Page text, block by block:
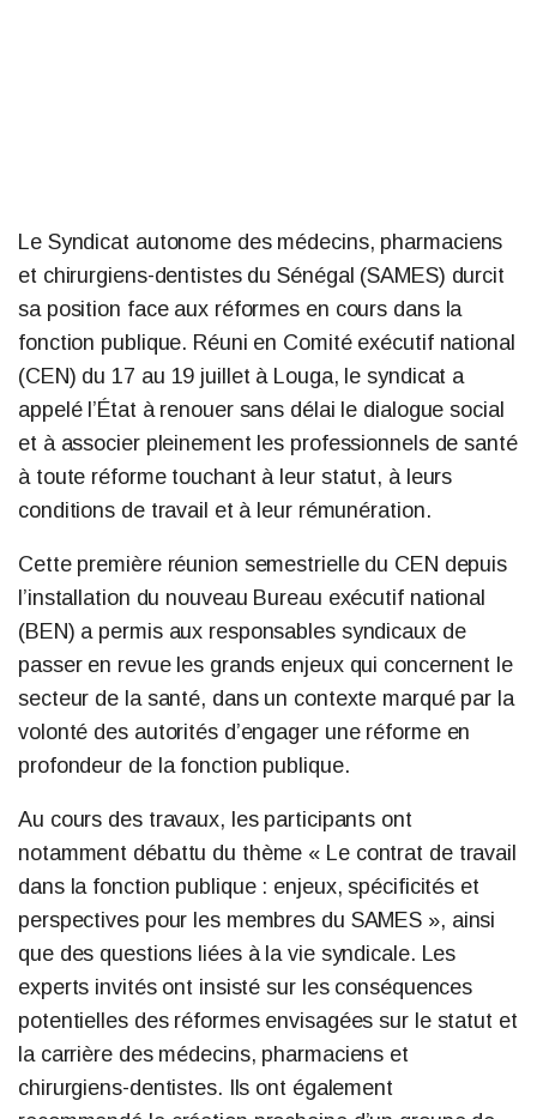
Le Syndicat autonome des médecins, pharmaciens
et chirurgiens-dentistes du Sénégal (SAMES) durcit
sa position face aux réformes en cours dans la
fonction publique. Réuni en Comité exécutif national
(CEN) du 17 au 19 juillet à Louga, le syndicat a
appelé l’État à renouer sans délai le dialogue social
et à associer pleinement les professionnels de santé
à toute réforme touchant à leur statut, à leurs
conditions de travail et à leur rémunération.
Cette première réunion semestrielle du CEN depuis
l’installation du nouveau Bureau exécutif national
(BEN) a permis aux responsables syndicaux de
passer en revue les grands enjeux qui concernent le
secteur de la santé, dans un contexte marqué par la
volonté des autorités d’engager une réforme en
profondeur de la fonction publique.
Au cours des travaux, les participants ont
notamment débattu du thème « Le contrat de travail
dans la fonction publique : enjeux, spécificités et
perspectives pour les membres du SAMES », ainsi
que des questions liées à la vie syndicale. Les
experts invités ont insisté sur les conséquences
potentielles des réformes envisagées sur le statut et
la carrière des médecins, pharmaciens et
chirurgiens-dentistes. Ils ont également